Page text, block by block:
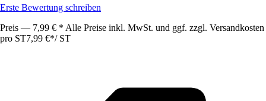
Erste Bewertung schreiben
Preis — 7,99 € * Alle Preise inkl. MwSt. und ggf. zzgl. Versandkosten
pro ST7,99 €*/ ST